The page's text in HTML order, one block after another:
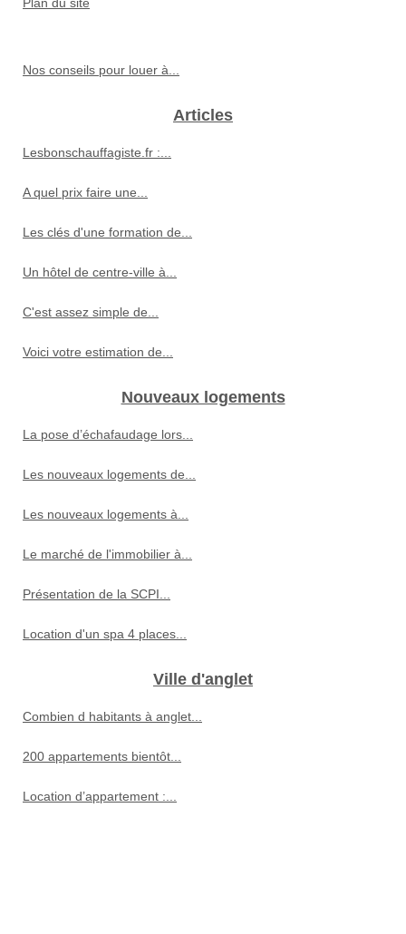
Nos conseils pour louer à...
Articles
Lesbonschauffagiste.fr :...
A quel prix faire une...
Les clés d'une formation de...
Un hôtel de centre-ville à...
C'est assez simple de...
Voici votre estimation de...
Nouveaux logements
La pose d’échafaudage lors...
Les nouveaux logements de...
Les nouveaux logements à...
Le marché de l'immobilier à...
Présentation de la SCPI...
Location d'un spa 4 places...
Ville d'anglet
Combien d habitants à anglet...
200 appartements bientôt...
Location d’appartement :...